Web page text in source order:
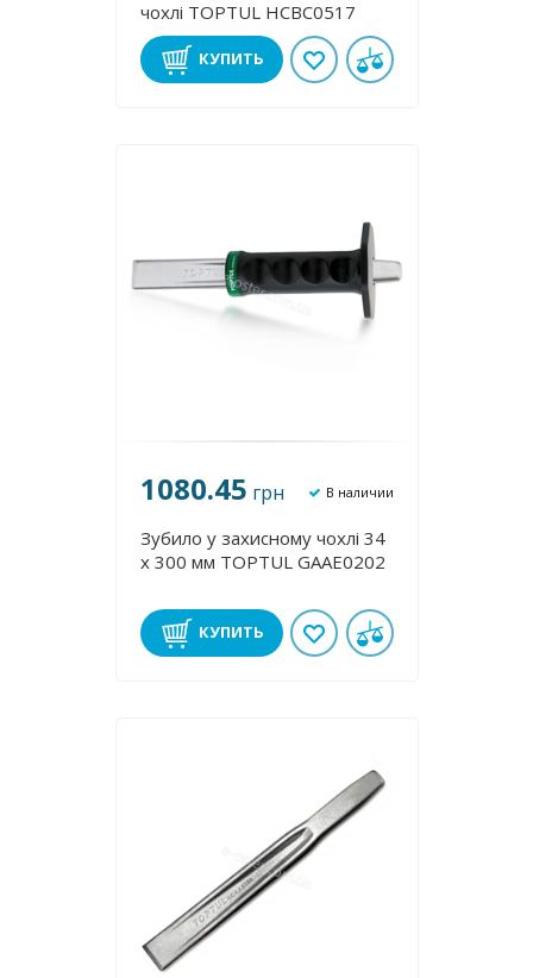
чохлі TOPTUL HCBC0517
КУПИТЬ
1080.45 грн В наличии
Зубило у захисному чохлі 34
х 300 мм TOPTUL GAAE0202
КУПИТЬ